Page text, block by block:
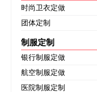
时尚卫衣定做
团体定制
制服定制
银行制服定做
航空制服定做
医院制服定制